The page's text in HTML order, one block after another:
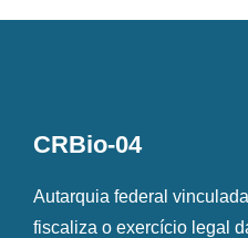
CRBio-04
Autarquia federal
fiscaliza o exercício legal